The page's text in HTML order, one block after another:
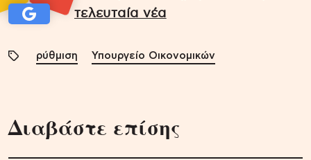
τελευταία νέα
ρύθμιση Υπουργείο Οικονομικών
Διαβάστε επίσης